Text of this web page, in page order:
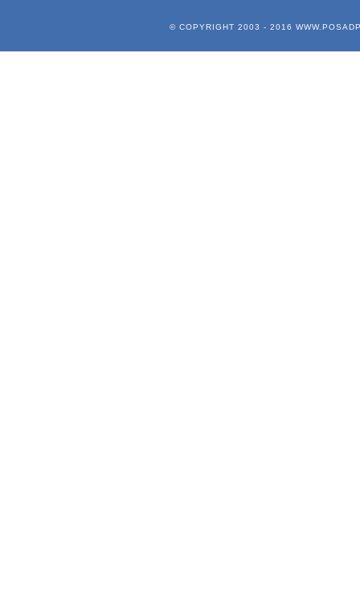
© COPYRIGHT 2003 - 2016